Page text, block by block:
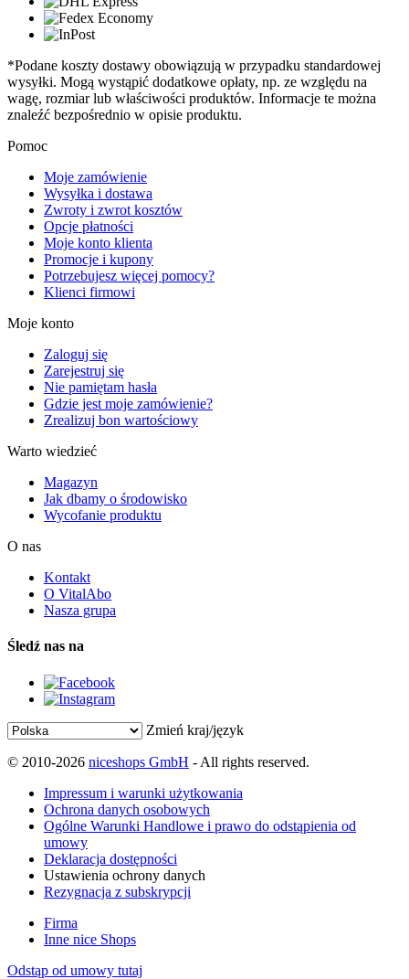
*Podane koszty dostawy obowiązują w przypadku standardowej
wysyłki. Mogą wystąpić dodatkowe opłaty, np. ze względu na
wagę, rozmiar lub właściwości produktów. Informacje te można
znaleźć bezpośrednio w opisie produktu.
Pomoc
Moje zamówienie
Wysyłka i dostawa
Zwroty i zwrot kosztów
Opcje płatności
Moje konto klienta
Promocje i kupony
Potrzebujesz więcej pomocy?
Klienci firmowi
Moje konto
Zaloguj się
Zarejestruj się
Nie pamiętam hasła
Gdzie jest moje zamówienie?
Zrealizuj bon wartościowy
Warto wiedzieć
Magazyn
Jak dbamy o środowisko
Wycofanie produktu
O nas
Kontakt
O VitalAbo
Nasza grupa
Śledź nas na
Zmień kraj/język
© 2010-2026 niceshops GmbH - All rights reserved.
Impressum i warunki użytkowania
Ochrona danych osobowych
Ogólne Warunki Handlowe i prawo do odstąpienia od
umowy
Deklaracja dostępności
Ustawienia ochrony danych
Rezygnacja z subskrypcji
Firma
Inne nice Shops
Odstąp od umowy tutaj